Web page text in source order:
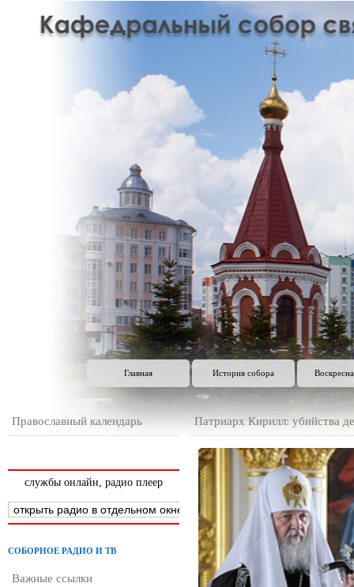
Главная История собора
Православный календарь
службы онлайн, радио плеер
СОБОРНОЕ РАДИО И ТВ
Важные ссылки
Патриарх Кирилл: убийства